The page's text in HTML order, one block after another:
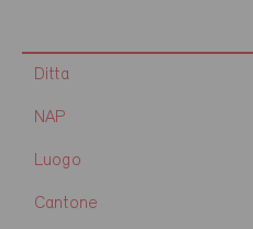
Ditta
NAP
Luogo
Cantone